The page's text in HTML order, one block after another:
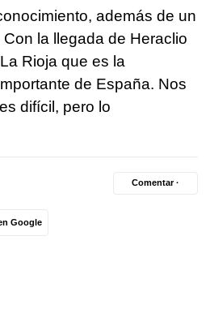
además de un
la llegada de Heraclio
Rioja que es la
de España. Nos
difícil, pero lo
Google
Comentar ·